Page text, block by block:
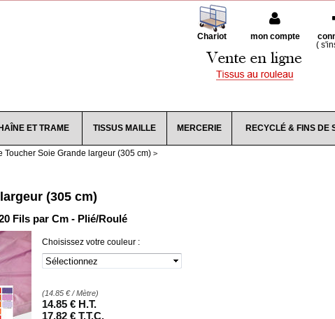
mon compte
(
Chariot
ET TRAME TISSUS MAILLE MERCERIE RECYCLÉ & FINS DE
Toucher Soie Grande largeur (305 cm)
(305 cm)
Fils par Cm - Plié/Roulé
Choisissez votre couleur :
(14.85 €/ Mètre)
14.85 € H.T.
17.82 € T.T.C.